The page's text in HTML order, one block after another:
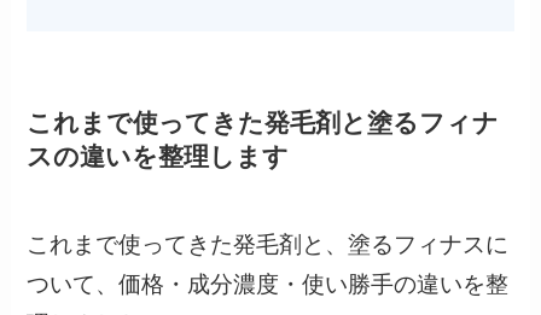
これまで使ってきた発毛剤と塗るフィナ
スの違いを整理します
これまで使ってきた発毛剤と、塗るフィナスに
ついて、価格・成分濃度・使い勝手の違いを整